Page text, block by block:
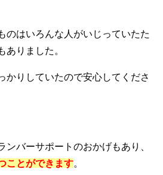
のはいろんな人がいじっていたた
ありました。
かりしていたので安心してくださ
ンバーサポートのおかげもあり、
ことができます